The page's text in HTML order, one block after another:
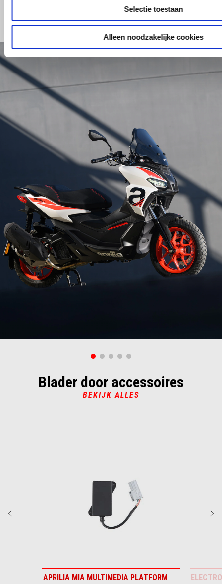
Selectie toestaan
Alleen noodzakelijke cookies
1/5
Blader door accessoires
BEKIJK ALLES
APRILIA MIA MULTIMEDIA PLATFORM